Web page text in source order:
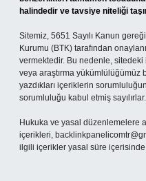
halindedir ve tavsiye niteliği
Sitemiz, 5651 Sayılı Kanun
Kurumu (BTK) tarafından
vermektedir. Bu nedenle,
veya araştırma yükümlülüğümüz
yazdıkları içeriklerin
sorumluluğu kabul etmiş sayılırlar.
Hukuka ve yasal düzenlemelere
içerikleri,
ilgili içerikler yasal süre içerisinde